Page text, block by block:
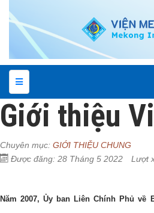
Giới thiệu
Chuyên mục: GIỚI THIỆU CHUNG
Được đăng: 28 Tháng 5 2022
Lượt
Năm 2007, Ủy ban Liên Chính Phủ về